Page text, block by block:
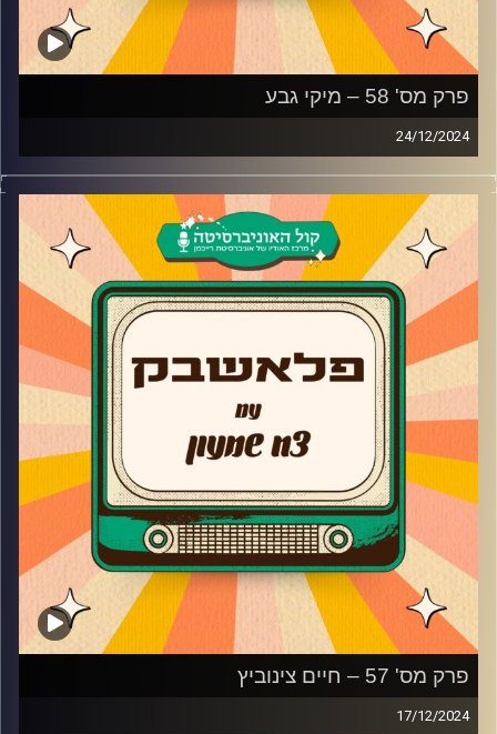
פרק מס' 58 – מיקי גבע
24/12/2024
מיקי גבע מגיע לאולפן פלאשבק!
הקומיקאי והשחקן שקורע אותנו מצחוק מגיע ומדבר על
מופע הנגנים החדש, למה החליט לעזוב את ערוץ הילדים שהיה
כמו בית, איך שחר חסון סיבך אותו עם עולם הפשע, למה
החליט לעשות את פסטיגל מהסרטים בשנת 2002 ואיך התאהב
באשתו על הסט של מלבי אקספרס
קרדיט תמונות:AudioVersity
פרק מס' 57 – חיים צינוביץ
17/12/2024